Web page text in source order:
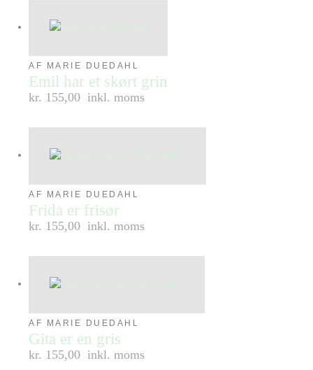
AF MARIE DUEDAHL
Emil har et skørt grin
kr. 155,00 inkl. moms
AF MARIE DUEDAHL
Frida er frisør
kr. 155,00 inkl. moms
AF MARIE DUEDAHL
Gita er en gris
kr. 155,00 inkl. moms